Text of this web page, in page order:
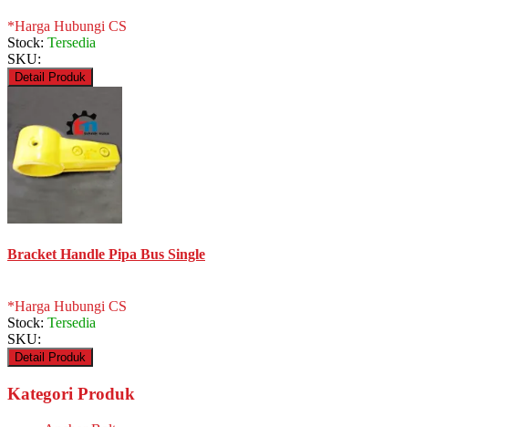
*Harga Hubungi CS
Stock: Tersedia
SKU:
Detail Produk
Bracket Handle Pipa Bus Single
*Harga Hubungi CS
Stock: Tersedia
SKU:
Detail Produk
Kategori Produk